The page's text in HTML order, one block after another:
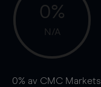
0%
N/A
0% av CMC Markets